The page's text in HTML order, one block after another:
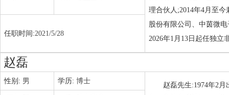
理合伙人;2014年4月至
股份有限公司、中茵微
2026年1月13日起任独立
任职时间:2021/5/28
赵磊
性别: 男 学历: 博士
赵磊先生:1974年2